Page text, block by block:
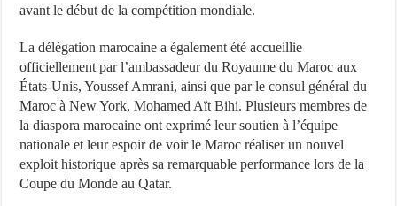
avant le début de la compétition mondiale.
La délégation marocaine a également été accueillie
officiellement par l’ambassadeur du Royaume du Maroc aux
États-Unis, Youssef Amrani, ainsi que par le consul général du
Maroc à New York, Mohamed Aït Bihi. Plusieurs membres de
la diaspora marocaine ont exprimé leur soutien à l’équipe
nationale et leur espoir de voir le Maroc réaliser un nouvel
exploit historique après sa remarquable performance lors de la
Coupe du Monde au Qatar.